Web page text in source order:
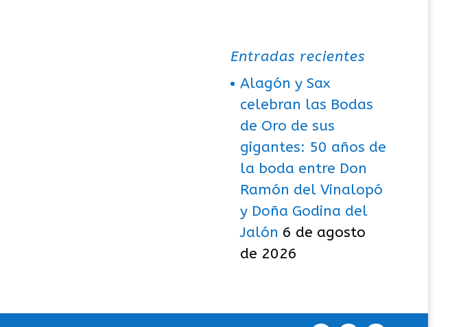
Entradas recientes
Alagón y Sax
celebran las Bodas
de Oro de sus
gigantes: 50 años de
la boda entre Don
Ramón del Vinalopó
y Doña Godina del
Jalón 6 de agosto
de 2026